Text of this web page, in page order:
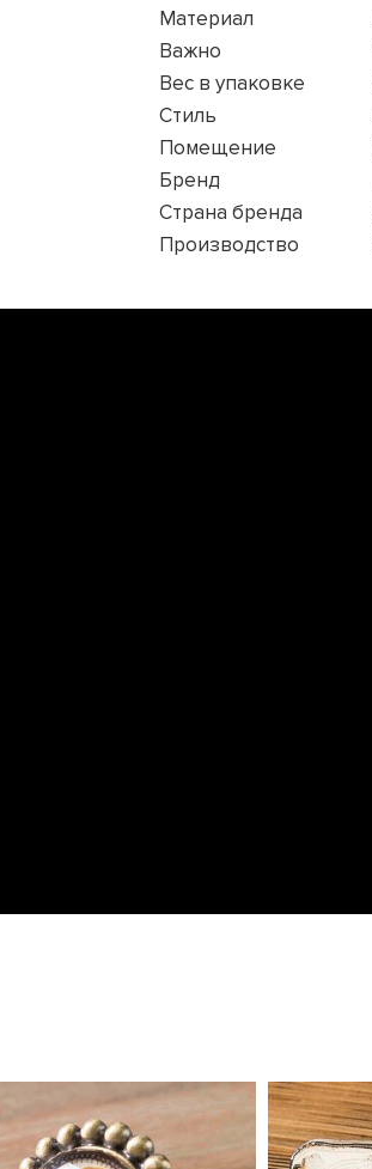
Материал
Важно
Вес в упаковке
Стиль
Помещение
Бренд
Страна бренда
Производство